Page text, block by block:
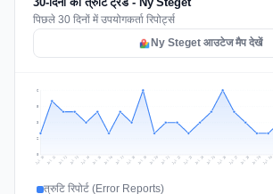
पिछले 30 दिनों में उपयोगकर्ता रिपोर्ट्स
Ny Steget आउटेज मैप देखें
2
3
5
6
Jul 10 Jul 11 Jul 12 Jul 13 Jul 14 Jul 15 Jul 16 Jul 17 Jul 18 Jul 19 Jul 20 Jul 21 Jul 22 Jul 23 Jul 24 Jul 25 Jul 26 Jul 27 Jul 28 Jul 29 Jul 30
त्रुटि रिपोर्ट (Error Reports)